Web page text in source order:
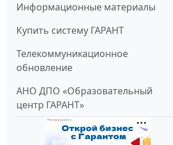
Информационные материалы
Купить систему ГАРАНТ
Телекоммуникационное
обновление
АНО ДПО «Образовательный
центр ГАРАНТ»